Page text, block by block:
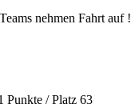
nehmen Fahrt auf !
Punkte / Platz 63